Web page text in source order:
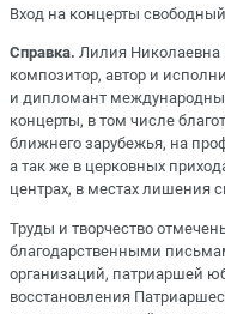
Вход на концерты
Справка. Лилия Николаевна
композитор, автор и
и дипломант
концерты, в том числе
ближнего зарубежья, на
а так же в церковных
центрах, в местах лишения
Труды и творчество
благодарственными
организаций, патриаршей
восстановления